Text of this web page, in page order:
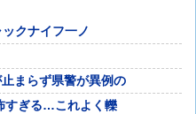
クナイフ一ノ
まらず県警が異例の
すぎる…これよく轢